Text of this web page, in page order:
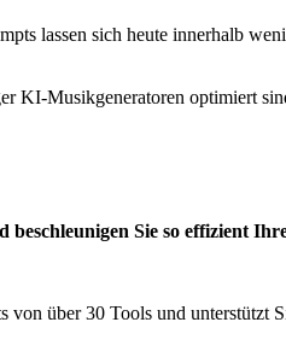
lassen sich heute innerhalb
Musikgeneratoren optimiert
Sie so effizient
über 30 Tools und